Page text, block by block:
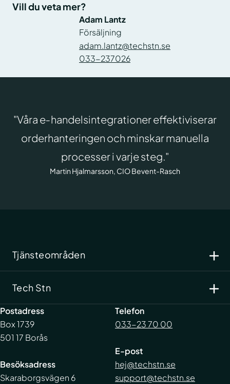
Vill du veta mer?
Adam Lantz
Försäljning
adam.lantz@techstn.se
033-237026
"Våra e‑handelsintegrationer effektiviserar
orderhanteringen och minskar manuella
processer i varje steg."
Martin Hjalmarsson, CIO Bevent-Rasch
Tjänsteområden
IT-drift
Systemutveckling
Support
Kundcase
Nyheter
Kontakt
Tech Stn
Kundportal
Integritetspolicy
Visselblåsning
Postadress
Box 1739
501 17 Borås
Besöksadress
Skaraborgsvägen 6
Telefon
033-23 70 00
E-post
hej@techstn.se
support@techstn.se